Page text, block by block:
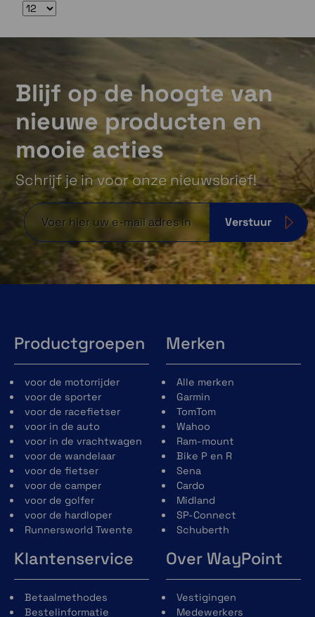
Blijf op de hoogte van
nieuwe producten en
mooie acties
Schrijf je in voor onze nieuwsbrief!
Verstuur
Productgroepen
voor de motorrijder
voor de sporter
voor de racefietser
voor in de auto
voor in de vrachtwagen
voor de wandelaar
voor de fietser
voor de camper
voor de golfer
voor de hardloper
Runnersworld Twente
Merken
Alle merken
Garmin
TomTom
Wahoo
Ram-mount
Bike P en R
Sena
Cardo
Midland
SP-Connect
Schuberth
Klantenservice
Betaalmethodes
Bestelinformatie
Over WayPoint
Vestigingen
Medewerkers